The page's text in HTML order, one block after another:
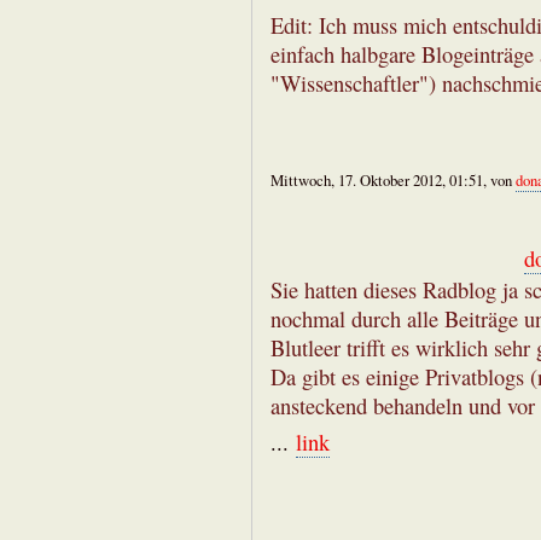
Edit: Ich muss mich
einfach halbgare
"Wissenschaftler")
Mittwoch, 17. Oktober 2012, 01:51, von
Sie hatten dieses Radblog ja
nochmal durch alle Beiträge
Blutleer trifft es wirklich sehr
Da gibt es einige Privatblogs
ansteckend behandeln und
... link